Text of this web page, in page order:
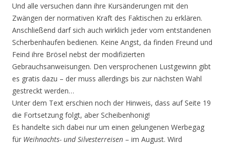
Und alle versuchen dann ihre Kursänderungen mit den
Zwängen der normativen Kraft des Faktischen zu erklären.
Anschließend darf sich auch wirklich jeder vom entstandenen
Scherbenhaufen bedienen. Keine Angst, da finden Freund und
Feind ihre Brösel nebst der modifizierten
Gebrauchsanweisungen. Den versprochenen Lustgewinn gibt
es gratis dazu – der muss allerdings bis zur nächsten Wahl
gestreckt werden…
Unter dem Text erschien noch der Hinweis, dass auf Seite 19
die Fortsetzung folgt, aber Scheibenhonig!
Es handelte sich dabei nur um einen gelungenen Werbegag
für Weihnachts- und Silvesterreisen – im August. Wird